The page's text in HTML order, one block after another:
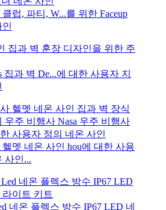
럽, 파티, W...를 위한 Faceup
집과 벽 De...에 대한 사용자 지
멧 네온 사인 hou에 대한 사용
사인...
네온 플렉스 방수 IP67 LED 네